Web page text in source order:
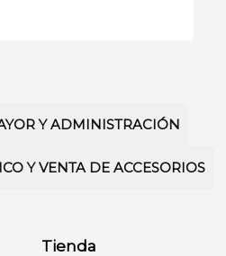
Y ADMINISTRACIÓN
Y VENTA DE ACCESORIOS
Tienda